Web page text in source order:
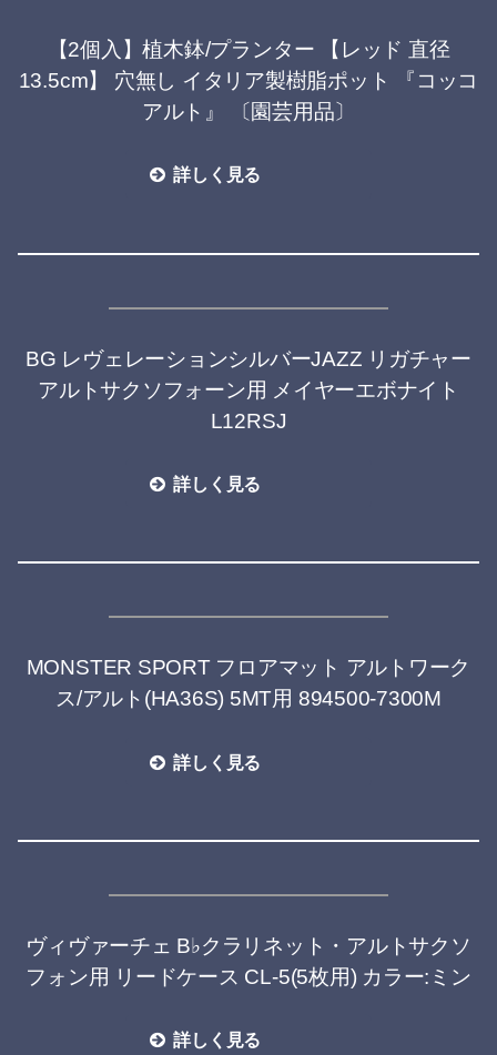
【2個入】植木鉢/プランター 【レッド 直径
13.5cm】 穴無し イタリア製樹脂ポット 『コッコ
アルト』 〔園芸用品〕
詳しく見る
BG レヴェレーションシルバーJAZZ リガチャー
アルトサクソフォーン用 メイヤーエボナイト
L12RSJ
詳しく見る
MONSTER SPORT フロアマット アルトワーク
ス/アルト(HA36S) 5MT用 894500-7300M
詳しく見る
ヴィヴァーチェ B♭クラリネット・アルトサクソ
フォン用 リードケース CL-5(5枚用) カラー:ミン
詳しく見る